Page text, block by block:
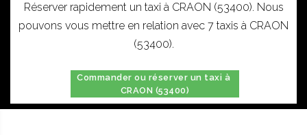
Réserver rapidement un taxi à CRAON (53400). Nous
pouvons vous mettre en relation avec 7 taxis à CRAON
(53400).
Commander ou réserver un taxi à
CRAON (53400)